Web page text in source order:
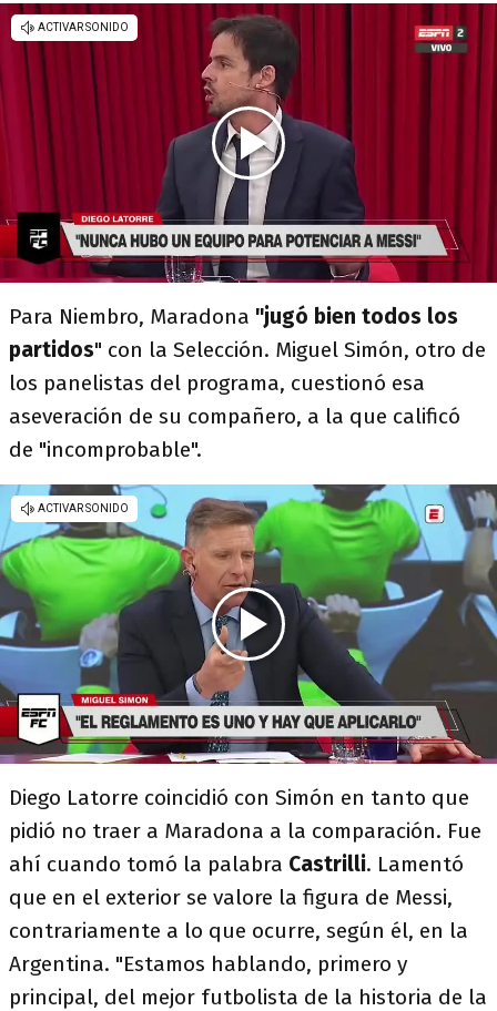
Para Niembro, Maradona "jugó bien todos los
partidos" con la Selección. Miguel Simón, otro de
los panelistas del programa, cuestionó esa
aseveración de su compañero, a la que calificó
de "incomprobable".
Diego Latorre coincidió con Simón en tanto que
pidió no traer a Maradona a la comparación. Fue
ahí cuando tomó la palabra Castrilli. Lamentó
que en el exterior se valore la figura de Messi,
contrariamente a lo que ocurre, según él, en la
Argentina. "Estamos hablando, primero y
principal, del mejor futbolista de la historia de la